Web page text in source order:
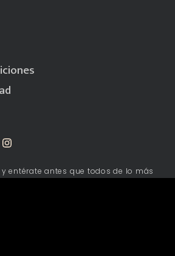
entérate antes que todos de lo más